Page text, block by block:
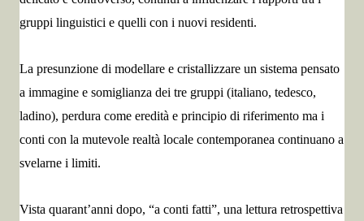
gruppi linguistici e quelli con i nuovi residenti.
La presunzione di modellare e cristallizzare un sistema pensato
a immagine e somiglianza dei tre gruppi (italiano, tedesco,
ladino), perdura come eredità e principio di riferimento ma i
conti con la mutevole realtà locale contemporanea continuano a
svelarne i limiti.
Vista quarant’anni dopo, “a conti fatti”, una lettura retrospettiva